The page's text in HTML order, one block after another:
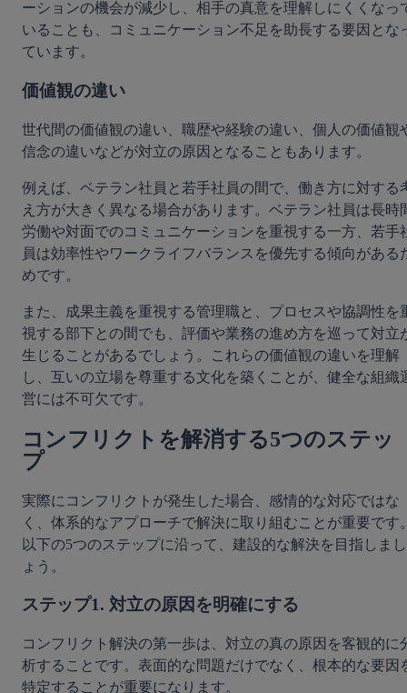
ーションの機会が減少し、相手の真意を理解しにくくなっ
いることも、コミュニケーション不足を助長する要因とな
ています。
価値観の違い
世代間の価値観の違い、職歴や経験の違い、個人の価値観
信念の違いなどが対立の原因となることもあります。
例えば、ベテラン社員と若手社員の間で、働き方に対する
え方が大きく異なる場合があります。ベテラン社員は長時
労働や対面でのコミュニケーションを重視する一方、若手
員は効率性やワークライフバランスを優先する傾向がある
めです。
また、成果主義を重視する管理職と、プロセスや協調性を
視する部下との間でも、評価や業務の進め方を巡って対立
生じることがあるでしょう。これらの価値観の違いを理解
し、互いの立場を尊重する文化を築くことが、健全な組織
営には不可欠です。
コンフリクトを解消する5つのステッ
プ
実際にコンフリクトが発生した場合、感情的な対応ではな
く、体系的なアプローチで解決に取り組むことが重要です
以下の5つのステップに沿って、建設的な解決を目指しまし
ょう。
ステップ1. 対立の原因を明確にする
コンフリクト解決の第一歩は、対立の真の原因を客観的に
析することです。表面的な問題だけでなく、根本的な要因
特定することが重要になります。